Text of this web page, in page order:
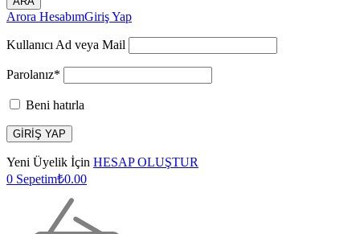
Arora HesabımGiriş Yap
Kullanıcı Ad veya Mail
Parolanız*
Beni hatırla
Yeni Üyelik İçin HESAP OLUŞTUR
0 Sepetim₺0.00